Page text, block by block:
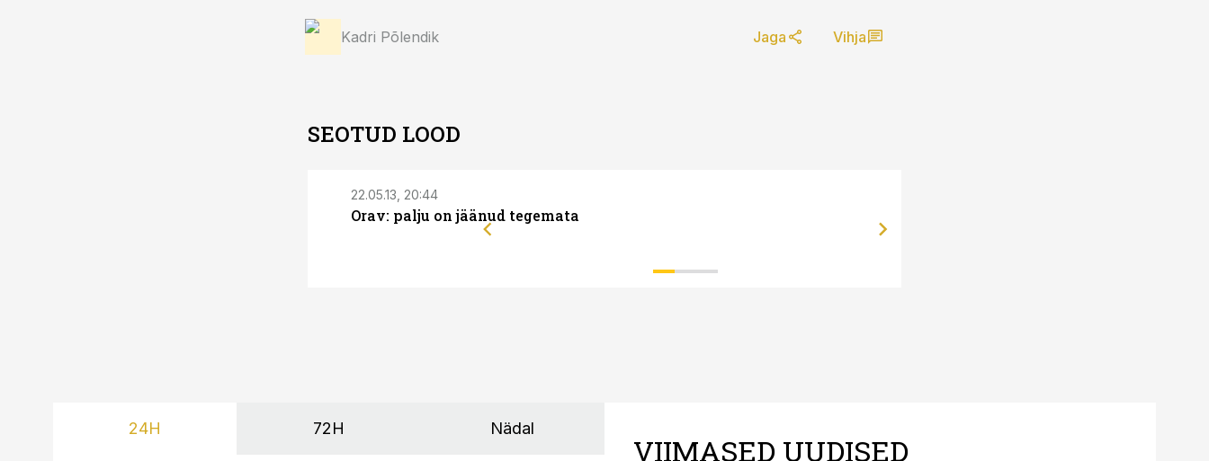
Kadri Põlendik Jaga Vihja
SEOTUD LOOD
22.05.13, 20:44
Orav: palju on jäänud tegemata
24H 72H Nädal
VIIMASED UUDISED